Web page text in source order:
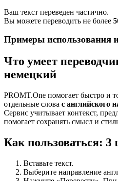
Ваш текст переведен частично.
Вы можете переводить не более
Примеры использования
Что умеет
немецкий
PROMT.One помогает быстро и
отдельные слова с английского
Сервис учитывает контекст,
помогает сохранять смысл и
Как пользоваться: 3
Вставьте текст.
Выберите направление